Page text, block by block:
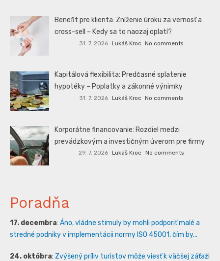
Benefit pre klienta: Zníženie úroku za vernosť a
cross-sell – Kedy sa to naozaj oplatí?
31. 7. 2026 Lukáš Kroc No comments
Kapitálová flexibilita: Predčasné splatenie
hypotéky – Poplatky a zákonné výnimky
31. 7. 2026 Lukáš Kroc No comments
Korporátne financovanie: Rozdiel medzi
prevádzkovým a investičným úverom pre firmy
29. 7. 2026 Lukáš Kroc No comments
Poradňa
17. decembra: Áno, vládne stimuly by mohli podporiť malé a
stredné podniky v implementácii normy ISO 45001, čím by...
24. októbra: Zvýšený príliv turistov môže viesť k väčšej záťaži